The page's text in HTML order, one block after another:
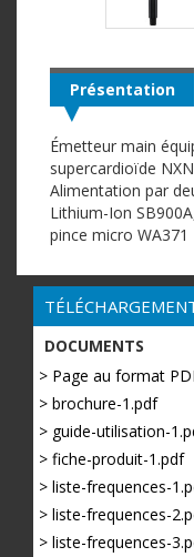
Présentation
Émetteur main
supercardioïde
Alimentation par
Lithium-Ion
pince micro WA371
DOCUMENTS
> Page au format
> brochure-1.pdf
> guide-utilisation-
> fiche-produit-1.pdf
> liste-frequences-
> liste-frequences-
> liste-frequences-